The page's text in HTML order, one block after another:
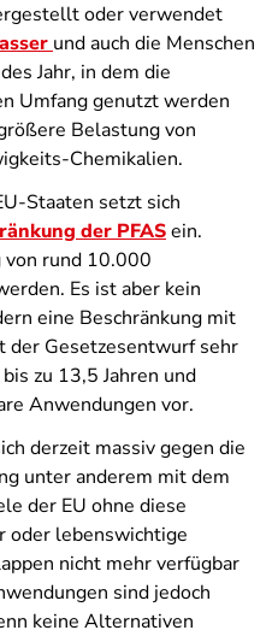
oder verwendet
und auch die Menschen
Jahr, in dem die
Umfang genutzt werden
Belastung von
Chemikalien.
Staaten setzt sich
der PFASein.
rund 10.000
Es ist aber kein
eine Beschränkung mit
der Gesetzesentwurf sehr
zu 13,5 Jahren und
Anwendungen vor.
derzeit massiv gegen die
unter anderem mit dem
der EU ohne diese
oder lebenswichtige
nicht mehr verfügbar
sind jedoch
keine Alternativen